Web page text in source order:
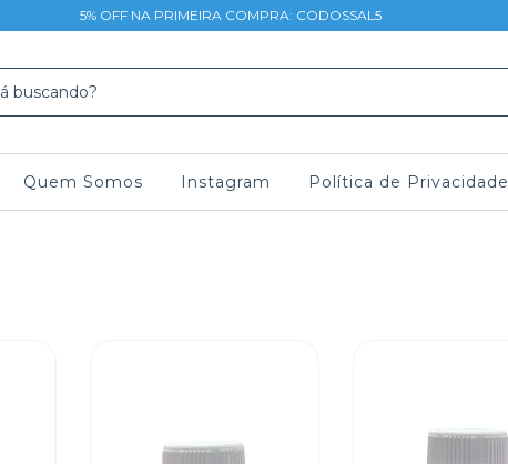
5% OFF NA PRIMEIRA COMPRA: CODOSSAL5
Quem Somos Instagram Política de Privacidade